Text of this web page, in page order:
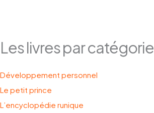
Les livres par catégorie
Développement personnel
Le petit prince
L’encyclopédie runique